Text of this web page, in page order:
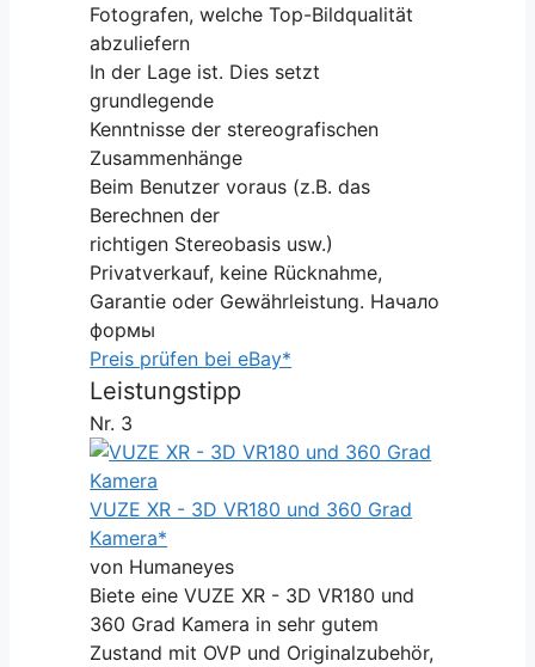
Fotografen, welche Top-Bildqualität
abzuliefern
In der Lage ist. Dies setzt
grundlegende
Kenntnisse der stereografischen
Zusammenhänge
Beim Benutzer voraus (z.B. das
Berechnen der
richtigen Stereobasis usw.)
Privatverkauf, keine Rücknahme,
Garantie oder Gewährleistung. Начало
формы
Preis prüfen bei eBay*
Leistungstipp
Nr. 3
VUZE XR - 3D VR180 und 360 Grad
Kamera*
von Humaneyes
Biete eine VUZE XR - 3D VR180 und
360 Grad Kamera in sehr gutem
Zustand mit OVP und Originalzubehör,